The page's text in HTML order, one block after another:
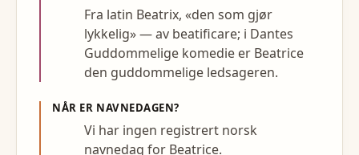
Fra latin Beatrix, «den som gjør
lykkelig» — av beatificare; i Dantes
Guddommelige komedie er Beatrice
den guddommelige ledsageren.
NÅR ER NAVNEDAGEN?
Vi har ingen registrert norsk
navnedag for Beatrice.